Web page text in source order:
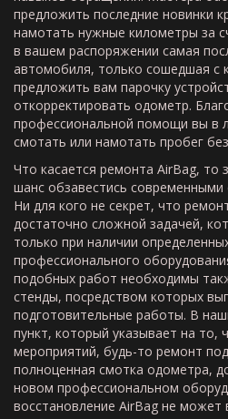
предложить последние новинки
намотать нужные километры за
в вашем распоряжении самая
автомобиля, только сошедшая с
предложить вам парочку
откорректировать одометр.
профессиональной помощи вы в
смотать или намотать пробег
Что касается ремонта AirBag, то
шанс обзавестись
Ни для кого не секрет, что
достаточно сложной задачей,
только при наличии
профессионального
подобных работ необходимы
стенды, посредством которых
подготовительные работы. В
пункт, который указывает на то,
мероприятий, будь-то ремонт
полноценная смотка одометра,
новом профессиональном
восстановление AirBag не может